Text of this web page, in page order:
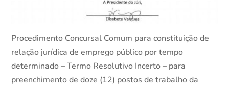
Procedimento Concursal Comum para constituição de
relação jurídica de emprego público por tempo
determinado – Termo Resolutivo Incerto – para
preenchimento de doze (12) postos de trabalho da